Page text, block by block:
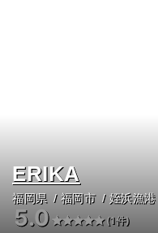
ERIKA
福岡県 福岡市 姪浜漁港
5.0 (1件)